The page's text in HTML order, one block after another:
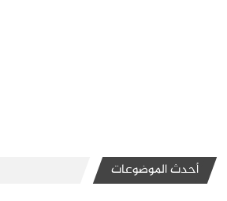
أحدث الموضوعات